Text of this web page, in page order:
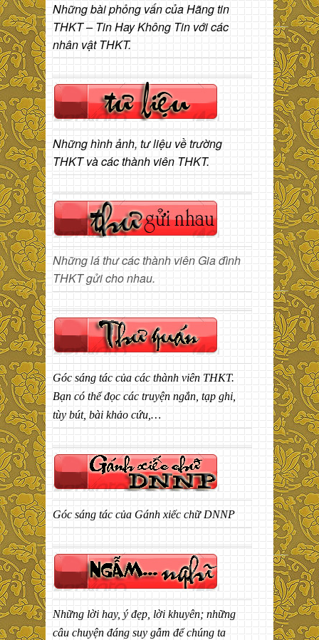
Những bài phỏng vấn của Hãng tin
THKT – Tin Hay Không Tin với các
nhân vật THKT.
Những hình ảnh, tư liệu về trường
THKT và các thành viên THKT.
Những lá thư các thành viên Gia đình
THKT gửi cho nhau.
Góc sáng tác của các thành viên THKT.
Bạn có thể đọc các truyện ngắn, tạp ghi,
tùy bút, bài khảo cứu,…
Góc sáng tác của Gánh xiếc chữ DNNP
Những lời hay, ý đẹp, lời khuyên; những
câu chuyện đáng suy gẫm để chúng ta